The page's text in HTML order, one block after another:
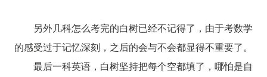
另外几科怎么考完的白树已经不记得了，由于考数学
的感受过于记忆深刻，之后的会与不会都显得不重要了。
最后一科英语，白树坚持把每个空都填了，哪怕是自